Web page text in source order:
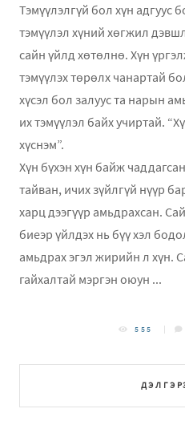
Тэмүүлэлгүй бол хүн адгуус
тэмүүлэл хүний хөгжил
сайн үйлд хөтөлнө. Хүн
тэмүүлэх төрөлх чанартай
хүсэл бол залуус та нарын
их тэмүүлэл байх учиртай.
хүснэм”.
Хүн бүхэн хүн байж
тайван, ичих зүйлгүй нүүр
харц дээгүүр амьдрахсан.
биеэр үйлдэх нь бүү хэл
амьдрах эгэл жирийн л хүн.
гайхалтай мэргэн оюун ...
555